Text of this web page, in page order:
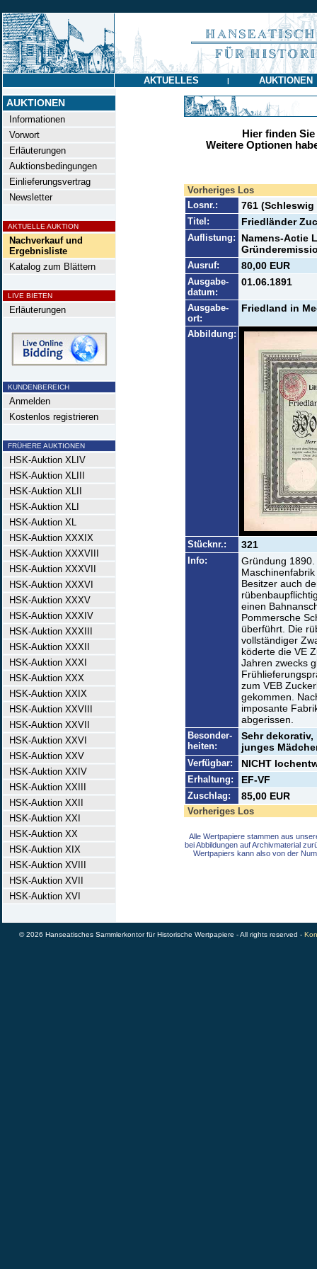
AKTUELLES | AUKTIONEN
AUKTIONEN
Informationen
Vorwort
Erläuterungen
Auktionsbedingungen
Einlieferungsvertrag
Newsletter
AKTUELLE AUKTION
Nachverkauf und
Ergebnisliste
Katalog zum Blättern
LIVE BIETEN
Erläuterungen
KUNDENBEREICH
Anmelden
Kostenlos registrieren
FRÜHERE AUKTIONEN
HSK-Auktion XLIV
HSK-Auktion XLIII
HSK-Auktion XLII
HSK-Auktion XLI
HSK-Auktion XL
HSK-Auktion XXXIX
HSK-Auktion XXXVIII
HSK-Auktion XXXVII
HSK-Auktion XXXVI
HSK-Auktion XXXV
HSK-Auktion XXXIV
HSK-Auktion XXXIII
HSK-Auktion XXXII
HSK-Auktion XXXI
HSK-Auktion XXX
HSK-Auktion XXIX
HSK-Auktion XXVIII
HSK-Auktion XXVII
HSK-Auktion XXVI
HSK-Auktion XXV
HSK-Auktion XXIV
HSK-Auktion XXIII
HSK-Auktion XXII
HSK-Auktion XXI
HSK-Auktion XX
HSK-Auktion XIX
HSK-Auktion XVIII
HSK-Auktion XVII
HSK-Auktion XVI
Hier finden
Weitere Optionen
Vorheriges Los
Losnr.:
761
Titel: Friedländer
Auflistung:
Namens-Actie
Ausruf: 80,00 EUR
Ausgabe-
datum:
01.06.1891
Ausgabe-
ort:
Friedland in
Abbildung:
Stücknr.: 321
Info:
Gründung
Besitzer auch
einen
Pommersche
überführt. Die
vollständiger
köderte die VE
Jahren zwecks
zum VEB
gekommen.
imposante
abgerissen.
Besonder-
heiten:
Sehr
junges
Verfügbar: NICHT
Erhaltung: EF-VF
Zuschlag: 85,00 EUR
Vorheriges Los
Alle Wertpapiere stammen aus
bei Abbildungen auf Archivmaterial
Wertpapiers kann also von der
© 2026 Hanseatisches Sammlerkontor für Historische Wertpapiere - All rights reserved -